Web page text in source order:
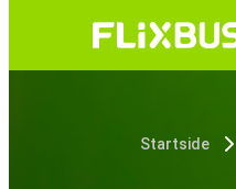
Startside